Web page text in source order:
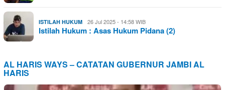
ISTILAH HUKUM 26 Jul 2025 - 14:58 WIB
Istilah Hukum : Asas Hukum Pidana (2)
AL HARIS WAYS – CATATAN GUBERNUR JAMBI AL
HARIS